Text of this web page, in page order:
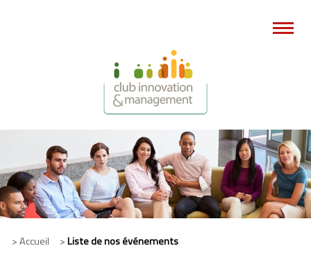
> Accueil >Liste de nos événements